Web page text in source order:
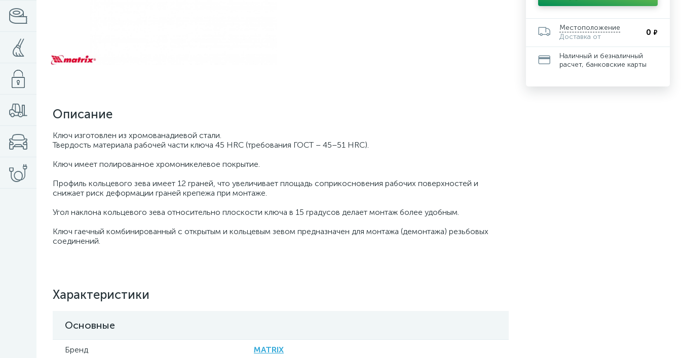
Описание
Ключ изготовлен из хромованадиевой стали.
Твердость материала рабочей части ключа 45 HRC (требования ГОСТ – 45–51 HRC).
Ключ имеет полированное хромоникелевое покрытие.
Профиль кольцевого зева имеет 12 граней, что увеличивает площадь соприкосновения рабочих поверхностей и
снижает риск деформации граней крепежа при монтаже.
Угол наклона кольцевого зева относительно плоскости ключа в 15 градусов делает монтаж более удобным.
Ключ гаечный комбинированный с открытым и кольцевым зевом предназначен для монтажа (демонтажа) резьбовых
соединений.
Характеристики
Основные
Бренд MATRIX
Местоположение
Доставка от
0 ₽
Наличный и безналичный
расчет, банковские карты